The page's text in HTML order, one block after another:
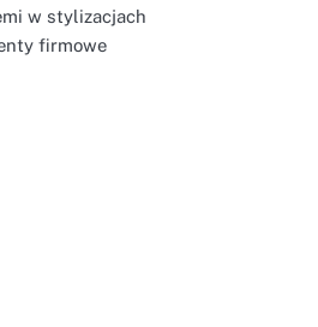
w stylizacjach
firmowe